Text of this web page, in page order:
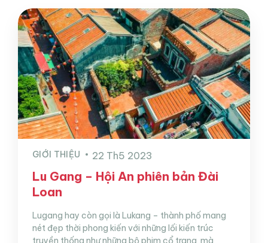
GIỚI THIỆU 22 Th5 2023
Lu Gang – Hội An phiên bản Đài
Loan
Lugang hay còn gọi là Lukang – thành phố mang
nét đẹp thời phong kiến với những lối kiến trúc